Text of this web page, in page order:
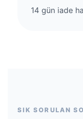
14 gün iade
SIK SORULAN